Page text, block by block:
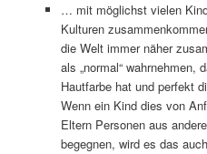
… mit möglichst vielen
Kulturen
die Welt immer näher
als „normal“ wahrnehmen,
Hautfarbe hat und perfekt
Wenn ein Kind dies von
Eltern Personen aus
begegnen, wird es das